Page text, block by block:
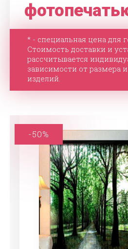
* - специальная цена для
Стоимость доставки и
рассчитывается
зависимости от размера
изделий.
-50%